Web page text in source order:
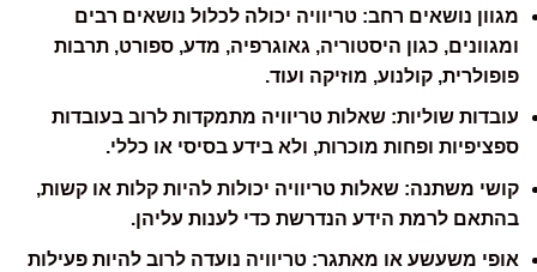
מגוון נושאים רחב: טריוויה יכולה לכלול נושאים רבים
ומגוונים, כגון היסטוריה, גאוגרפיה, מדע, ספורט, תרבות
פופולרית, קולנוע, מוזיקה ועוד.
עובדות שוליות: שאלות טריוויה מתמקדות לרוב בעובדות
ספציפיות ופחות מוכרות, ולא בידע בסיסי או כללי.
קושי משתנה: שאלות טריוויה יכולות להיות קלות או קשות,
בהתאם לרמת הידע הנדרשת כדי לענות עליהן.
אופי משעשע או מאתגר: טריוויה נועדה לרוב להיות פעילות